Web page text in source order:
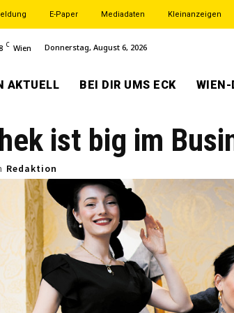
E-Paper Mediadaten Kleinanzeigen
C Wien Donnerstag, August 6, 2026
AKTUELL BEI DIR UMS ECK WIEN-
ist big im
Redaktion